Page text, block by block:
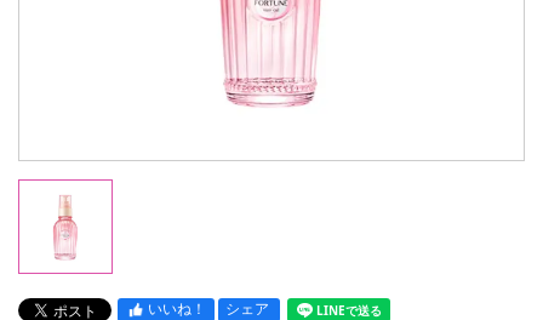
いいね！ シェア LINEで送る